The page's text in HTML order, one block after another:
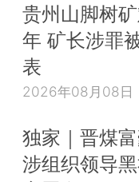
贵州山脚树
年 矿长涉罪
表
2026年08月08日
独家｜晋煤
涉组织领导